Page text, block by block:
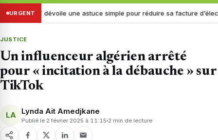
URGENTdévoile une astuce simple pour réduire sa facture d’électricité
JUSTICE
Un influenceur algérien arrêté
pour « incitation à la débauche » sur
TikTok
LA Lynda Ait Amedjkane
Publié le 2 février 2025 à 11:15 2 min de lecture